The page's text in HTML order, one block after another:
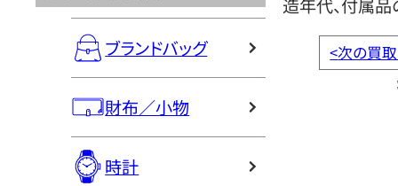
ブランドバッグ
財布／小物
時計
造年代、付属品
<次の買